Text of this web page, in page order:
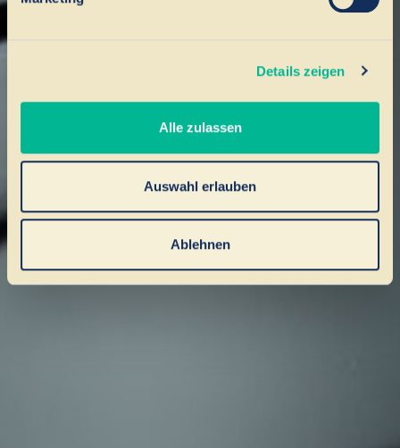
Details zeigen
Alle zulassen
Auswahl erlauben
Ablehnen